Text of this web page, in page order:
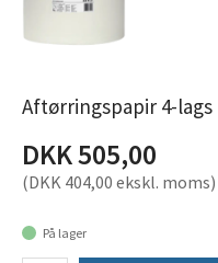
Aftørringspapir 4-lags
DKK 505,00
(DKK 404,00 ekskl. moms)
På lager